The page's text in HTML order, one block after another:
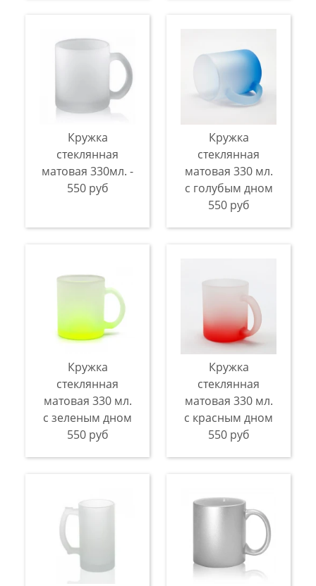
Кружка
стеклянная
матовая 330мл. -
550 руб
Кружка
стеклянная
матовая 330 мл.
с голубым дном
550 руб
Кружка
стеклянная
матовая 330 мл.
с зеленым дном
550 руб
Кружка
стеклянная
матовая 330 мл.
с красным дном
550 руб